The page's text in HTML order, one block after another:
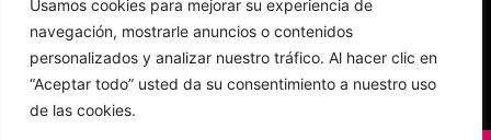
Usamos cookies para mejorar su experiencia de
navegación, mostrarle anuncios o contenidos
personalizados y analizar nuestro tráfico. Al hacer clic en
“Aceptar todo” usted da su consentimiento a nuestro uso
de las cookies.
Aviso Legal
Política de cookies
Declaración de accesibilidad
FAQS